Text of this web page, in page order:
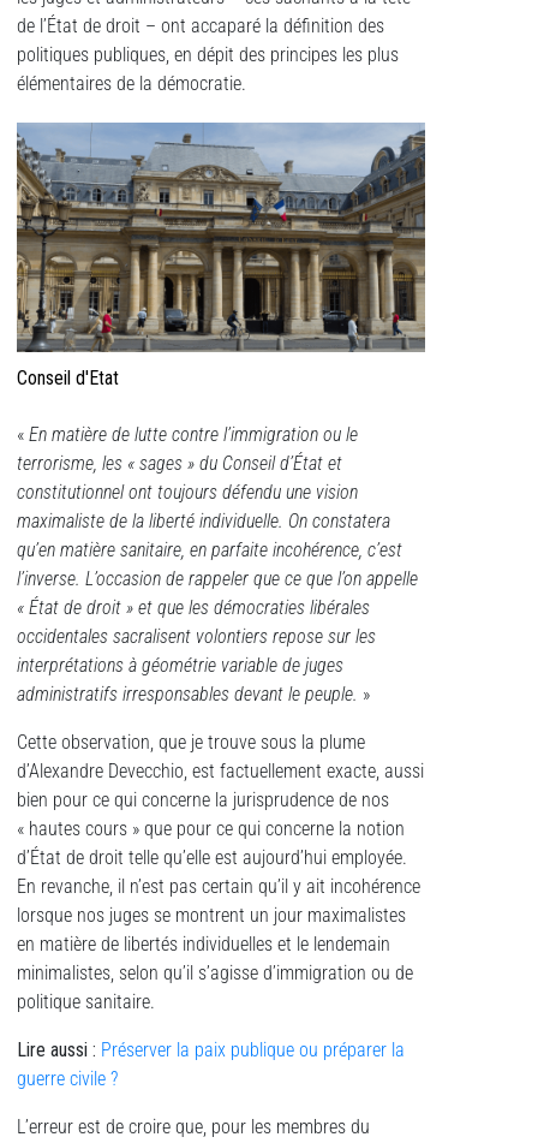
de l’État de droit – ont accaparé la définition des
politiques publiques, en dépit des principes les plus
élémentaires de la démocratie.
Conseil d'Etat
« En matière de lutte contre l’immigration ou le
terrorisme, les « sages » du Conseil d’État et
constitutionnel ont toujours défendu une vision
maximaliste de la liberté individuelle. On constatera
qu’en matière sanitaire, en parfaite incohérence, c’est
l’inverse. L’occasion de rappeler que ce que l’on appelle
« État de droit » et que les démocraties libérales
occidentales sacralisent volontiers repose sur les
interprétations à géométrie variable de juges
administratifs irresponsables devant le peuple. »
Cette observation, que je trouve sous la plume
d’Alexandre Devecchio, est factuellement exacte, aussi
bien pour ce qui concerne la jurisprudence de nos
« hautes cours » que pour ce qui concerne la notion
d’État de droit telle qu’elle est aujourd’hui employée.
En revanche, il n’est pas certain qu’il y ait incohérence
lorsque nos juges se montrent un jour maximalistes
en matière de libertés individuelles et le lendemain
minimalistes, selon qu’il s’agisse d’immigration ou de
politique sanitaire.
Lire aussi : Préserver la paix publique ou préparer la
guerre civile ?
L’erreur est de croire que, pour les membres du